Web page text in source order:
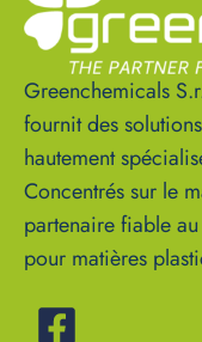
Greenchemicals
fournit des
hautement
Concentrés sur le
partenaire fiable
pour matières